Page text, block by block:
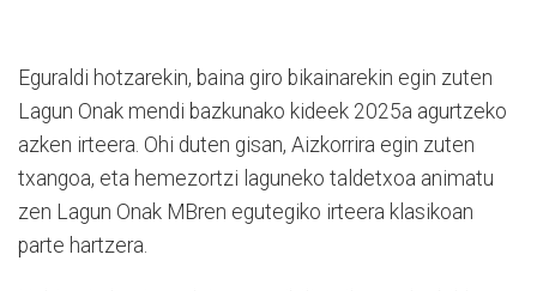
Eguraldi hotzarekin, baina giro bikainarekin egin zuten
Lagun Onak mendi bazkunako kideek 2025a agurtzeko
azken irteera. Ohi duten gisan, Aizkorrira egin zuten
txangoa, eta hemezortzi laguneko taldetxoa animatu
zen Lagun Onak MBren egutegiko irteera klasikoan
parte hartzera.